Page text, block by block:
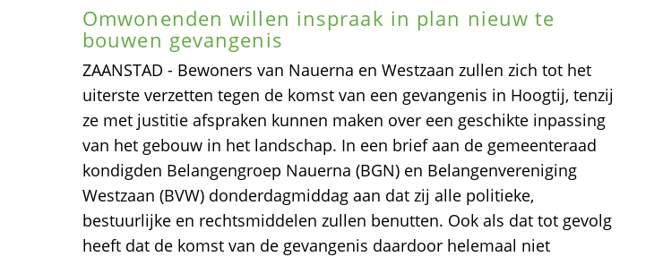
Omwonenden willen inspraak in plan nieuw te
bouwen gevangenis
ZAANSTAD - Bewoners van Nauerna en Westzaan zullen zich tot het
uiterste verzetten tegen de komst van een gevangenis in Hoogtij, tenzij
ze met justitie afspraken kunnen maken over een geschikte inpassing
van het gebouw in het landschap. In een brief aan de gemeenteraad
kondigden Belangengroep Nauerna (BGN) en Belangenvereniging
Westzaan (BVW) donderdagmiddag aan dat zij alle politieke,
bestuurlijke en rechtsmiddelen zullen benutten. Ook als dat tot gevolg
heeft dat de komst van de gevangenis daardoor helemaal niet